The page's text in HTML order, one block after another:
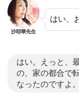
沙耶華先生
はい、
はい。えっと、
の、家の都合で
なったのですよ。